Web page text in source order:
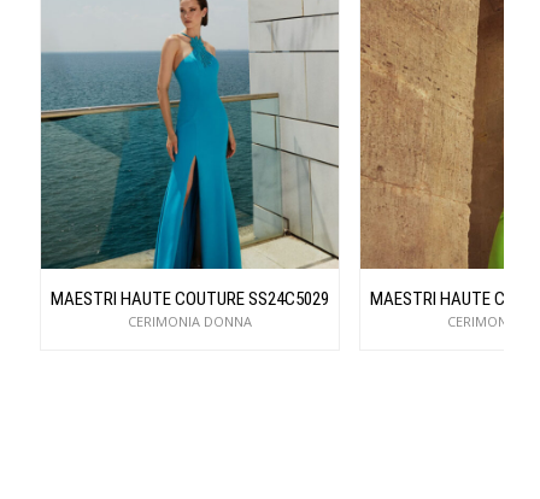
MAESTRI HAUTE COUTURE SS24C5029
CERIMONIA DONNA
MAESTRI HAUTE
CERIMONIA